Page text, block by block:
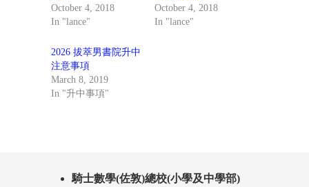
October 4, 2018
In "lance"
October 4, 2018
In "lance"
2026 拔萃男書院升中
注意事項
March 8, 2019
In "升中事項"
騎士數學(佐敦)總校(小學及中學部)